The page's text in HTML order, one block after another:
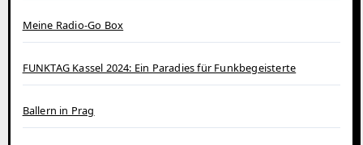
Meine Radio-Go Box
FUNKTAG Kassel 2024: Ein Paradies für Funkbegeisterte
Ballern in Prag